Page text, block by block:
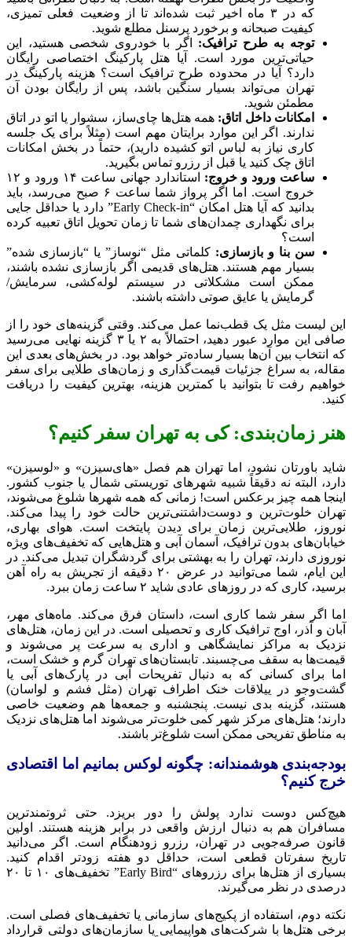
که در ۳ ماه اخیر ثبت شده‌اند تا از وضعیت فعلی تمیزی،
کیفیت صبحانه و برخورد پرسنل مطلع شوید.
توجه به طرح ترافیک: اگر با خودروی شخصی هستید، این
حیاتی‌ترین مورد است. آیا هتل پارکینگ اختصاصی رایگان
دارد؟ آیا در محدوده طرح ترافیک است؟ هزینه پارکینگ در
تهران می‌تواند بسیار سنگین باشد، پس از رایگان بودن آن
مطمئن شوید.
امکانات داخل اتاق: همه هتل‌ها چای‌ساز، سشوار یا اتو در اتاق
ندارند. اگر این موارد برایتان مهم است (مثلاً برای یک جلسه
کاری نیاز به لباس اتو کشیده دارید)، حتماً در بخش امکانات
اتاق چک کنید یا قبل از رزرو تماس بگیرید.
ساعت ورود و خروج:
استاندارد جهانی ساعت ۱۴ ورود و ۱۲
خروج است. اما اگر پرواز شما ساعت ۶ صبح می‌رسد، باید
بدانید که آیا هتل امکان “Early Check-in” دارد یا حداقل جایی
برای نگهداری چمدان‌های شما تا زمان تحویل اتاق تعبیه کرده
است؟
سن بنا و بازسازی: کلماتی مثل “نوساز” یا “بازسازی شده”
بسیار مهم هستند. هتل‌های قدیمی اگر بازسازی نشده باشند،
ممکن است مشکلاتی در سیستم لوله‌کشی، سرمایش/
گرمایش یا عایق صوتی داشته باشند.
این لیست مثل یک قطب‌نما عمل می‌کند. وقتی گزینه‌های خود را از
صافی این موارد عبور دهید، احتمالاً به ۲ یا ۳ گزینه نهایی می‌رسید
که انتخاب بین آن‌ها بسیار ساده‌تر خواهد بود. در بخش‌های بعدی این
مقاله، به سراغ جزئیات قیمت‌گذاری و زمان‌های طلایی برای سفر
خواهیم رفت تا بتوانید با کمترین هزینه، بهترین کیفیت را دریافت
کنید.
هنر زمان‌بندی: کی به تهران سفر کنیم؟
شاید باورتان نشود، اما تهران هم فصل «های‌سیزن» و «لو‌سیزن»
دارد، البته نه دقیقاً شبیه شهرهای توریستی شمال یا جنوب کشور.
اینجا همه چیز برعکس است! زمانی که همه شهرها شلوغ می‌شوند،
تهران خلوت‌ترین و دوست‌داشتنی‌ترین حالت خود را پیدا می‌کند.
نوروز، طلایی‌ترین زمان برای دیدن پایتخت است. هوای بهاری،
خیابان‌های بدون ترافیک، آسمان آبی و هتل‌هایی که تخفیف‌های ویژه
نوروزی دارند، تهران را به بهشتی برای گردشگران تبدیل می‌کند. در
این ایام، شما می‌توانید در عرض ۲۰ دقیقه از تجریش به راه آهن
برسید، کاری که در روزهای عادی شاید ۲ ساعت زمان ببرد.
اما اگر سفر شما کاری است، داستان فرق می‌کند. ماه‌های مهر،
آبان و آذر، اوج ترافیک کاری و تحصیلی است. در این زمان، هتل‌های
نزدیک به مراکز نمایشگاهی و اداری به سرعت پر می‌شوند و
قیمت‌ها به سقف می‌چسبند. تابستان‌های تهران گرم و خشک است،
اما برای کسانی که به دنبال تفریحات آبی در پارک‌های آبی یا
گشت‌وجو در ییلاقات خنک اطراف تهران (مثل فشم و لواسان)
هستند، گزینه بدی نیست. پنجشنبه و جمعه‌ها هم وضعیت خاصی
دارند؛ هتل‌های مرکز شهر کمی خلوت‌تر می‌شوند اما هتل‌های نزدیک
به مناطق تفریحی ممکن است شلوغ‌تر باشند.
بودجه‌بندی هوشمندانه: چگونه لوکس بمانیم اما اقتصادی
خرج کنیم؟
هیچ‌کس دوست ندارد پولش را دور بریزد. حتی ثروتمندترین
مسافران هم به دنبال ارزش واقعی در برابر هزینه هستند. اولین
قانون صرفه‌جویی در تهران، رزرو زودهنگام است. اگر می‌دانید
تاریخ سفرتان قطعی است، حداقل دو هفته زودتر اقدام کنید.
بسیاری از هتل‌ها برای رزروهای “Early Bird” تخفیف‌های ۱۰ تا ۲۰
درصدی در نظر می‌گیرند.
نکته دوم، استفاده از پکیج‌های سازمانی یا تخفیف‌های فصلی است.
برخی هتل‌ها با شرکت‌های هواپیمایی یا سازمان‌های دولتی قرارداد